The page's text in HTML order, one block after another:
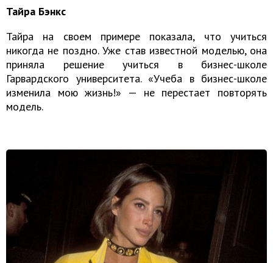
Тайра Бэнкс
Тайра на своем примере показала, что учиться
никогда не поздно. Уже став известной моделью, она
приняла решение учиться в бизнес-школе
Гарвардского университета. «Учеба в бизнес-школе
изменила мою жизнь!» — не перестает повторять
модель.